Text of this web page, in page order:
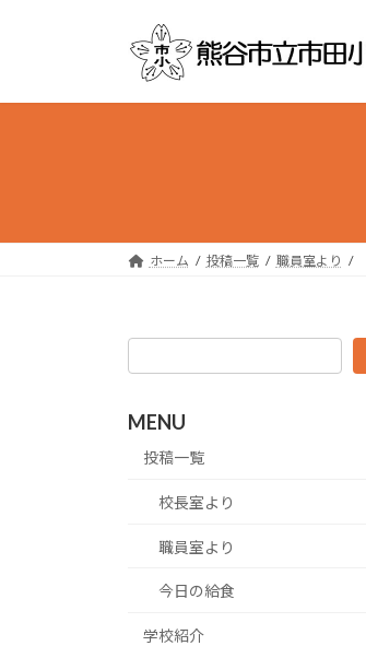
プ
動
ホーム 投稿一覧 職員室より
MENU
投稿一覧
校長室より
職員室より
今日の給食
学校紹介